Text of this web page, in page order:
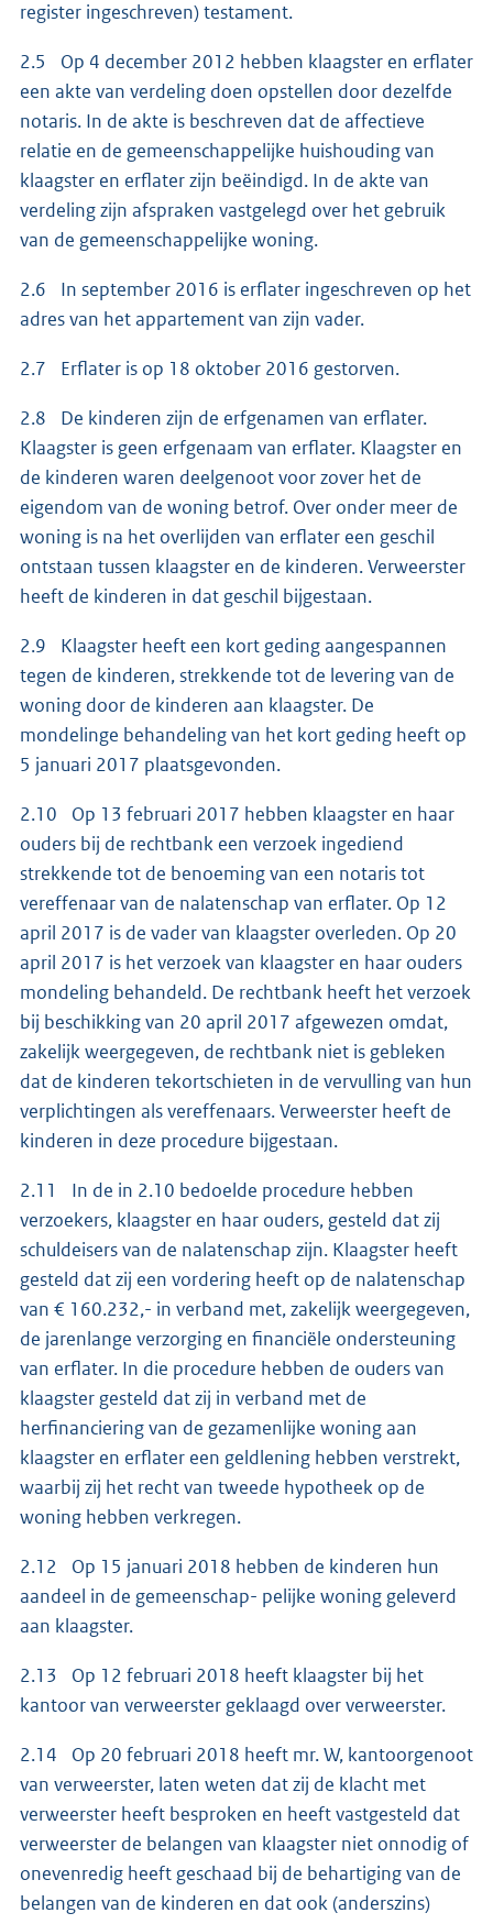
register ingeschreven) testament.
2.5 Op 4 december 2012 hebben klaagster en erflater
een akte van verdeling doen opstellen door dezelfde
notaris. In de akte is beschreven dat de affectieve
relatie en de gemeenschappelijke huishouding van
klaagster en erflater zijn beëindigd. In de akte van
verdeling zijn afspraken vastgelegd over het gebruik
van de gemeenschappelijke woning.
2.6 In september 2016 is erflater ingeschreven op het
adres van het appartement van zijn vader.
2.7 Erflater is op 18 oktober 2016 gestorven.
2.8 De kinderen zijn de erfgenamen van erflater.
Klaagster is geen erfgenaam van erflater. Klaagster en
de kinderen waren deelgenoot voor zover het de
eigendom van de woning betrof. Over onder meer de
woning is na het overlijden van erflater een geschil
ontstaan tussen klaagster en de kinderen. Verweerster
heeft de kinderen in dat geschil bijgestaan.
2.9 Klaagster heeft een kort geding aangespannen
tegen de kinderen, strekkende tot de levering van de
woning door de kinderen aan klaagster. De
mondelinge behandeling van het kort geding heeft op
5 januari 2017 plaatsgevonden.
2.10 Op 13 februari 2017 hebben klaagster en haar
ouders bij de rechtbank een verzoek ingediend
strekkende tot de benoeming van een notaris tot
vereffenaar van de nalatenschap van erflater. Op 12
april 2017 is de vader van klaagster overleden. Op 20
april 2017 is het verzoek van klaagster en haar ouders
mondeling behandeld. De rechtbank heeft het verzoek
bij beschikking van 20 april 2017 afgewezen omdat,
zakelijk weergegeven, de rechtbank niet is gebleken
dat de kinderen tekortschieten in de vervulling van hun
verplichtingen als vereffenaars. Verweerster heeft de
kinderen in deze procedure bijgestaan.
2.11 In de in 2.10 bedoelde procedure hebben
verzoekers, klaagster en haar ouders, gesteld dat zij
schuldeisers van de nalatenschap zijn. Klaagster heeft
gesteld dat zij een vordering heeft op de nalatenschap
van € 160.232,- in verband met, zakelijk weergegeven,
de jarenlange verzorging en financiële ondersteuning
van erflater. In die procedure hebben de ouders van
klaagster gesteld dat zij in verband met de
herfinanciering van de gezamenlijke woning aan
klaagster en erflater een geldlening hebben verstrekt,
waarbij zij het recht van tweede hypotheek op de
woning hebben verkregen.
2.12 Op 15 januari 2018 hebben de kinderen hun
aandeel in de gemeenschap- pelijke woning geleverd
aan klaagster.
2.13 Op 12 februari 2018 heeft klaagster bij het
kantoor van verweerster geklaagd over verweerster.
2.14 Op 20 februari 2018 heeft mr. W, kantoorgenoot
van verweerster, laten weten dat zij de klacht met
verweerster heeft besproken en heeft vastgesteld dat
verweerster de belangen van klaagster niet onnodig of
onevenredig heeft geschaad bij de behartiging van de
belangen van de kinderen en dat ook (anderszins)